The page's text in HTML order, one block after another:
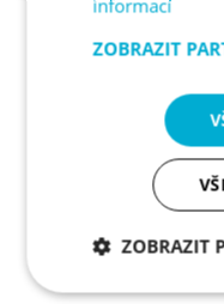
Foto: VCOM | Zdroj:
Označuje se tak
ulevuje tak námaze
ergonomicky
obemknete celou myš,
informací
ZOBRAZIT
ZOBRAZIT
Nezbytně